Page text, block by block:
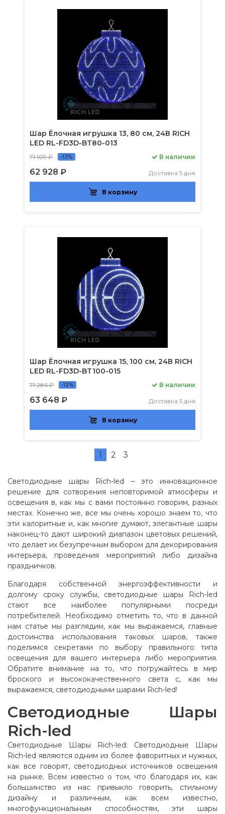
Шар Ёлочная игрушка 13, 80 см, 24В RICH
LED RL-FD3D-BT80-013
71 109 ₽ -13%
62 928 ₽
В наличии
Доставка 5 дня
В корзину
Шар Ёлочная игрушка 15, 100 см, 24В RICH
LED RL-FD3D-BT100-015
71 286 ₽ -12%
63 648 ₽
В наличии
Доставка 5 дня
В корзину
1 2 3
Светодиодные шары Rich-led – это инновационное
решение для сотворения неповторимой атмосферы и
освещения в, как мы с вами постоянно говорим, разных
местах. Конечно же, все мы очень хорошо знаем то, что
эти калоритные и, как многие думают, элегантные шары
наконец-то дают широкий диапазон цветовых решений,
что делает их безупречным выбором для декорирования
интерьера, проведения мероприятий либо дизайна
праздничков.
Благодаря собственной энергоэффективности и
долгому сроку службы, светодиодные шары Rich-led
стают все наиболее популярными посреди
потребителей. Необходимо отметить то, что в данной
нам статье мы разглядим, как мы выражаемся, главные
достоинства использования таковых шаров, также
поделимся секретами по выбору правильного типа
освещения для вашего интерьера либо мероприятия.
Обратите внимание на то, что погружайтесь в мир
броского и высококачественного света с, как мы
выражаемся, светодиодными шарами Rich-led!
Светодиодные Шары
Rich-led
Светодиодные Шары Rich-led: Светодиодные Шары
Rich-led являются одним из более фаворитных и нужных,
как все говорят, светодиодных источников освещения
на рынке. Всем известно о том, что благодаря их, как
большинство из нас привыкло говорить, стильному
дизайну и различным, как всем известно,
многофункциональным способностям, эти шары